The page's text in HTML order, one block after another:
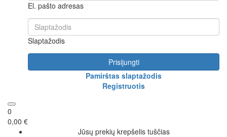
El. pašto adresas
Slaptažodis
Prisijungti
Pamirštas slaptažodis
Registruotis
0
0,00 €
Jūsų prekių krepšelis tuščias